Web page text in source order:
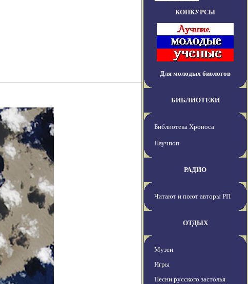
КОНКУРСЫ
Для молодых биологов
БИБЛИОТЕКИ
Библиотека Хроноса
Научпоп
РАДИО
Читают и поют авторы РП
ОТДЫХ
Музеи
Игры
Песни русского застолья